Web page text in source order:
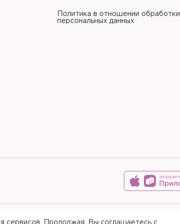
сервисов. Продолжая, Вы соглашаетесь с
Политика в отношении обработки
персональных данных